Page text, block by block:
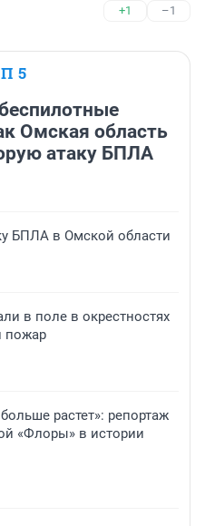
+1 –1
5
Омская область
атаку БПЛА
БПЛА в Омской области
в поле в окрестностях
пожар
растет»: репортаж
«Флоры» в истории